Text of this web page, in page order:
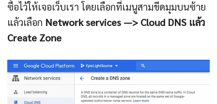
ซื้อไว้ให้เจอเว็บเรา โดยเลือกที่เมนูสามขีดมุมบนซ้าย
แล้วเลือก Network services —> Cloud DNS แล้ว
Create Zone